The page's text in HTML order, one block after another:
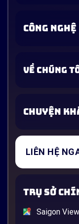
CÔNG NGHỆ
VỀ CHÚNG
CHUYỆN
LIÊN HỆ
TRỤ SỞ
Saigon